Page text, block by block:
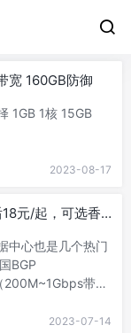
宽 160GB防御
2023-08-17
元/起，可选香港
中心也是几个热门
BGP
200M~1Gbps带
2023-07-14